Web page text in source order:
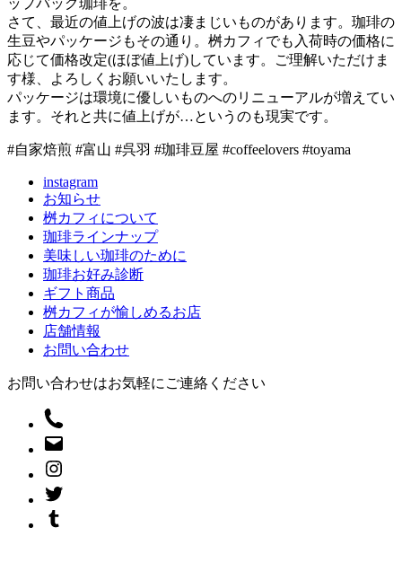
さて、最近の値上げの波は凄まじいものがあります。珈琲の
生豆やパッケージもその通り。桝カフィでも入荷時の価格に
応じて価格改定(ほぼ値上げ)しています。ご理解いただけま
す様、よろしくお願いいたします。
パッケージは環境に優しいものへのリニューアルが増えてい
ます。それと共に値上げが…というのも現実です。
#自家焙煎 #富山 #呉羽 #珈琲豆屋 #coffeelovers #toyama
instagram
お知らせ
桝カフィについて
珈琲ラインナップ
美味しい珈琲のために
珈琲お好み診断
ギフト商品
桝カフィが愉しめるお店
店舗情報
お問い合わせ
お問い合わせはお気軽にご連絡ください